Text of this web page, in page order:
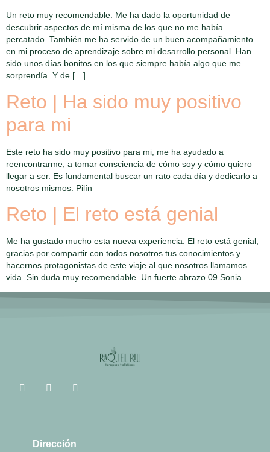
Un reto muy recomendable. Me ha dado la oportunidad de
descubrir aspectos de mí misma de los que no me había
percatado. También me ha servido de un buen acompañamiento
en mi proceso de aprendizaje sobre mi desarrollo personal. Han
sido unos días bonitos en los que siempre había algo que me
sorprendía. Y de […]
Reto | Ha sido muy positivo
para mi
Este reto ha sido muy positivo para mi, me ha ayudado a
reencontrarme, a tomar consciencia de cómo soy y cómo quiero
llegar a ser. Es fundamental buscar un rato cada día y dedicarlo a
nosotros mismos. Pilín
Reto | El reto está genial
Me ha gustado mucho esta nueva experiencia. El reto está genial,
gracias por compartir con todos nosotros tus conocimientos y
hacernos protagonistas de este viaje al que nosotros llamamos
vida. Sin duda muy recomendable. Un fuerte abrazo.09 Sonia
Dirección